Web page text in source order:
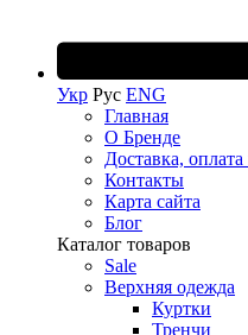
Укр Рус ENG
Главная
О Бренде
Доставка,
Контакты
Карта сайта
Блог
Каталог товаров
Sale
Верхняя одежда
Куртки
Тренчи